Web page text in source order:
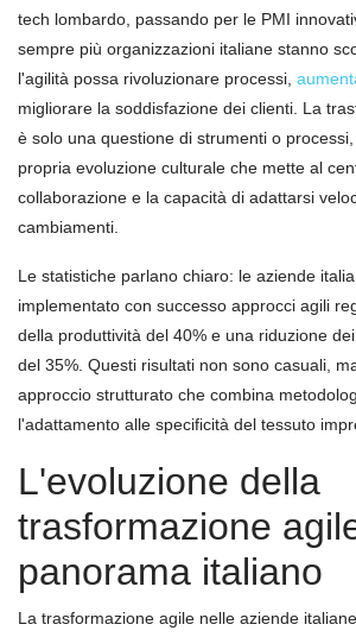
tech lombardo, passando per le PMI
sempre più organizzazioni italiane stanno
l'agilità possa rivoluzionare processi,
migliorare la soddisfazione dei clienti. La
è solo una questione di strumenti o
propria evoluzione culturale che mette al
collaborazione e la capacità di adattarsi
cambiamenti.
Le statistiche parlano chiaro: le aziende
implementato con successo approcci agili
della produttività del 40% e una riduzione
del 35%. Questi risultati non sono casuali,
approccio strutturato che combina
l'adattamento alle specificità del tessuto
L'evoluzione della
trasformazione
panorama italiano
La trasformazione agile nelle aziende